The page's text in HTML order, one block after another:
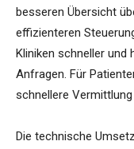
besseren Übersicht
effizienteren
Kliniken schneller und
Anfragen. Für
schnellere
Die technische